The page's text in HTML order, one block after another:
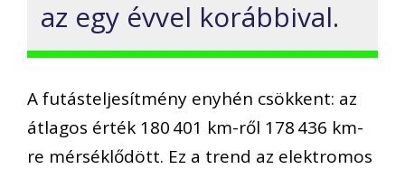
az egy évvel korábbival.
A futásteljesítmény enyhén csökkent: az
átlagos érték 180 401 km-ről 178 436 km-
re mérséklődött. Ez a trend az elektromos